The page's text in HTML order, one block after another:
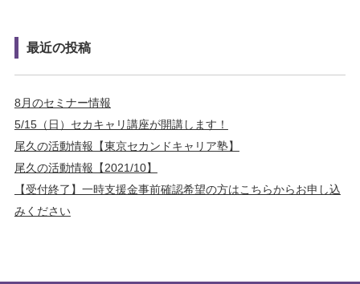
最近の投稿
8月のセミナー情報
5/15（日）セカキャリ講座が開講します！
尾久の活動情報【東京セカンドキャリア塾】
尾久の活動情報【2021/10】
【受付終了】一時支援金事前確認希望の方はこちらからお申し込
みください